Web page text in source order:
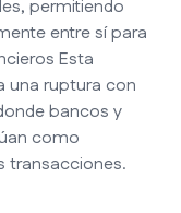
permitiendo
entre sí para
Esta
una ruptura con
bancos y
como
transacciones.